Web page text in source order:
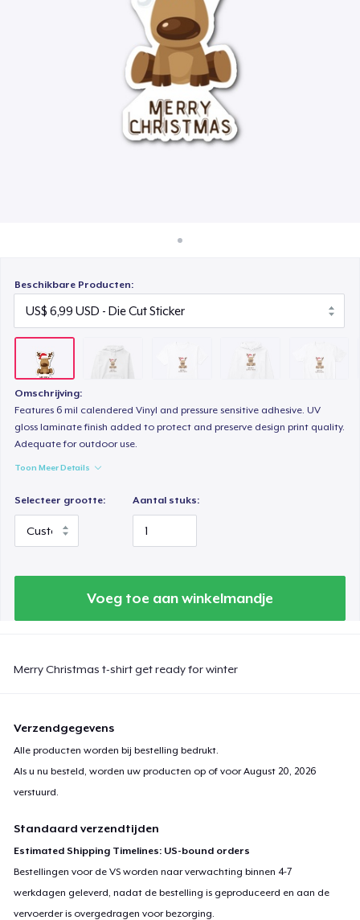
Verkoop overal
Verkoop alles
Beschikbare Producten:
Omschrijving:
Features 6 mil calendered Vinyl and pressure sensitive adhesive. UV
gloss laminate finish added to protect and preserve design print quality.
Adequate for outdoor use.
Toon Meer Details
Selecteer grootte: Aantal stuks:
Voeg toe aan winkelmandje
Merry Christmas t-shirt get ready for winter
Verzendgegevens
Alle producten worden bij bestelling bedrukt.
Als u nu besteld, worden uw producten op of voorAugust 20, 2026
verstuurd.
Standaard verzendtijden
Estimated Shipping Timelines: US-bound orders
Bestellingen voor de VS worden naar verwachting binnen 4-7
werkdagen geleverd, nadat de bestelling is geproduceerd en aan de
vervoerder is overgedragen voor bezorging.
Classic Crew Neck T-Shirt
Unisex Premium Pullover Hoodie
Comfort Tee
US$ 32,99
Women's Classic Tee
US$ 30,99